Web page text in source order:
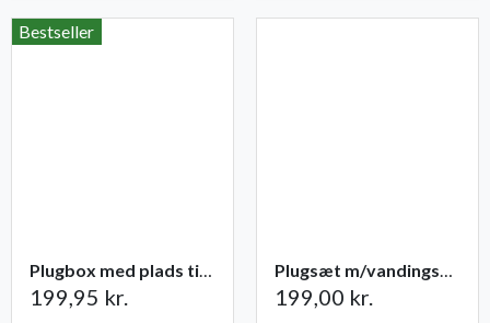
Bestseller
Plugbox med plads til 49 planter
199,95 kr.
Plugsæt m/vandingsmåtte 84 celler
199,00 kr.